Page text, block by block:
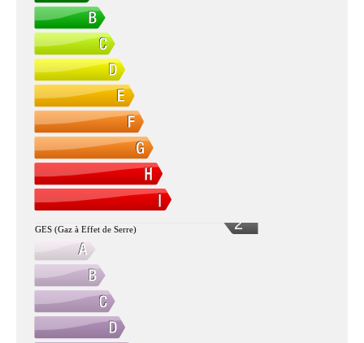
2
GES (Gaz à Effet de Serre)